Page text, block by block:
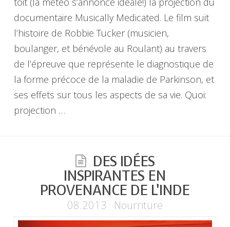
documentaire Musically Medicated. Le film suit
l’histoire de Robbie Tucker (musicien,
boulanger, et bénévole au Roulant) au travers
de l’épreuve que représente le diagnostique de
la forme précoce de la maladie de Parkinson, et
ses effets sur tous les aspects de sa vie. Quoi:
projection …
DES IDÉES
INSPIRANTES EN
PROVENANCE DE L’INDE
08.2013 Nourriture